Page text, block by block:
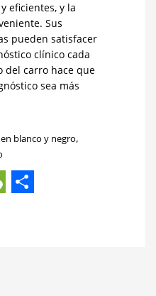
eficientes, y la
Sus
pueden satisfacer
clínico cada
del carro hace que
sea más
blanco y negro,
Share